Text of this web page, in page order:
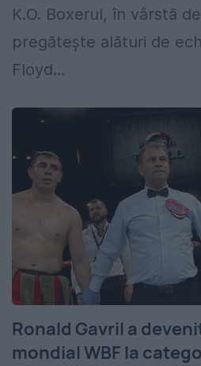
K.O. Boxerul, în vârstă
pregătește alături de
Floyd...
Ronald Gavril a
mondial WBF la